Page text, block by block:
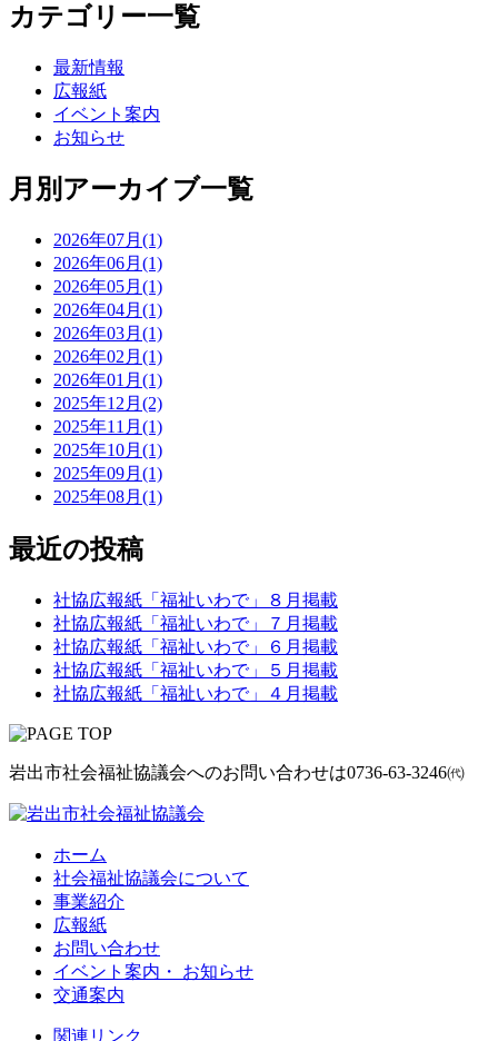
カテゴリー一覧
最新情報
広報紙
イベント案内
お知らせ
月別アーカイブ一覧
2026年07月(1)
2026年06月(1)
2026年05月(1)
2026年04月(1)
2026年03月(1)
2026年02月(1)
2026年01月(1)
2025年12月(2)
2025年11月(1)
2025年10月(1)
2025年09月(1)
2025年08月(1)
最近の投稿
社協広報紙「福祉いわで」８月掲載
社協広報紙「福祉いわで」７月掲載
社協広報紙「福祉いわで」６月掲載
社協広報紙「福祉いわで」５月掲載
社協広報紙「福祉いわで」４月掲載
岩出市社会福祉協議会へのお問い合わせは0736-63-3246㈹
ホーム
社会福祉協議会について
事業紹介
広報紙
お問い合わせ
イベント案内・ お知らせ
交通案内
関連リンク